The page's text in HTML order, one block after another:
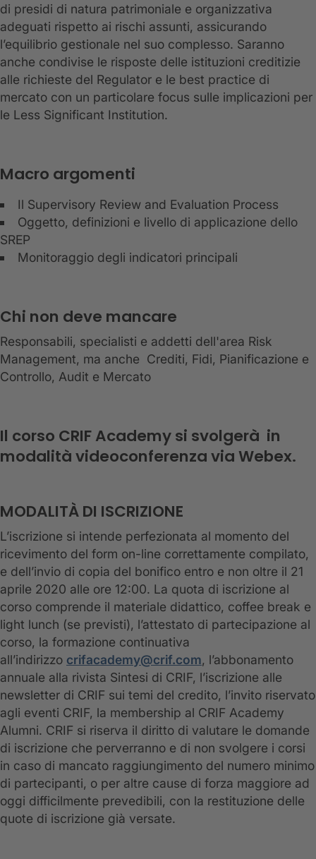
di presidi di natura patrimoniale e organizzativa
adeguati rispetto ai rischi assunti, assicurando
l’equilibrio gestionale nel suo complesso. Saranno
anche condivise le risposte delle istituzioni creditizie
alle richieste del Regulator e le best practice di
mercato con un particolare focus sulle implicazioni per
le Less Significant Institution.
Macro argomenti
Il Supervisory Review and Evaluation Process
Oggetto, definizioni e livello di applicazione dello
SREP
Monitoraggio degli indicatori principali
Chi non deve mancare
Responsabili, specialisti e addetti dell'area Risk
Management, ma anche Crediti, Fidi, Pianificazione e
Controllo, Audit e Mercato
Il corso CRIF Academy si svolgerà in
modalità videoconferenza via Webex.
MODALITÀ DI ISCRIZIONE
L’iscrizione si intende perfezionata al momento del
ricevimento del form on-line correttamente compilato,
e dell’invio di copia del bonifico entro e non oltre il 21
aprile 2020 alle ore 12:00. La quota di iscrizione al
corso comprende il materiale didattico, coffee break e
light lunch (se previsti), l’attestato di partecipazione al
corso, la formazione continuativa
all’indirizzo crifacademy@crif.com, l’abbonamento
annuale alla rivista Sintesi di CRIF, l’iscrizione alle
newsletter di CRIF sui temi del credito, l’invito riservato
agli eventi CRIF, la membership al CRIF Academy
Alumni. CRIF si riserva il diritto di valutare le domande
di iscrizione che perverranno e di non svolgere i corsi
in caso di mancato raggiungimento del numero minimo
di partecipanti, o per altre cause di forza maggiore ad
oggi difficilmente prevedibili, con la restituzione delle
quote di iscrizione già versate.